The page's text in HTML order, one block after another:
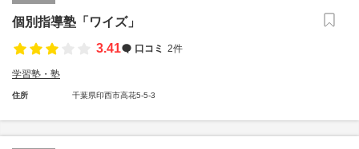
個別指導塾「ワイズ」
3.41
口コミ 2件
学習塾・塾
住所 千葉県印西市高花5-5-3